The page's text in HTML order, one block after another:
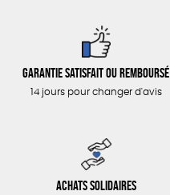
Garantie satisfait ou remboursé
14 jours pour changer d'avis
Achats solidaires